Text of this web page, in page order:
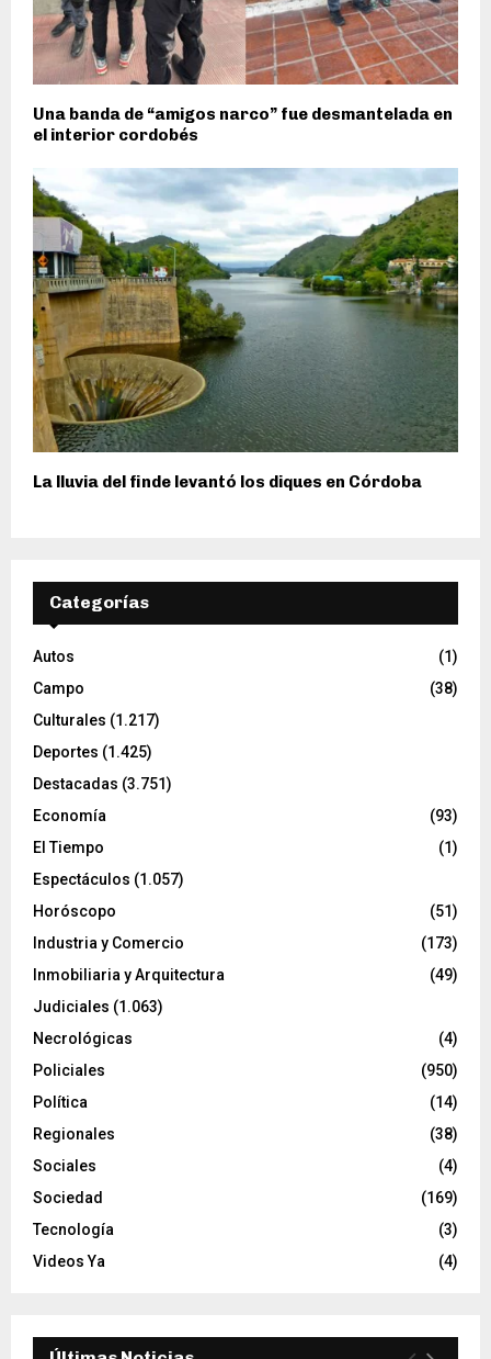
Una banda de “amigos narco” fue desmantelada en
el interior cordobés
La lluvia del finde levantó los diques en Córdoba
Categorías
Autos
(1)
Campo
(38)
Culturales (1.217)
Deportes (1.425)
Destacadas (3.751)
Economía
(93)
El Tiempo
(1)
Espectáculos (1.057)
Horóscopo
(51)
Industria y Comercio
(173)
Inmobiliaria y Arquitectura
(49)
Judiciales (1.063)
Necrológicas
(4)
Policiales
(950)
Política
(14)
Regionales
(38)
Sociales
(4)
Sociedad
(169)
Tecnología
(3)
Videos Ya
(4)